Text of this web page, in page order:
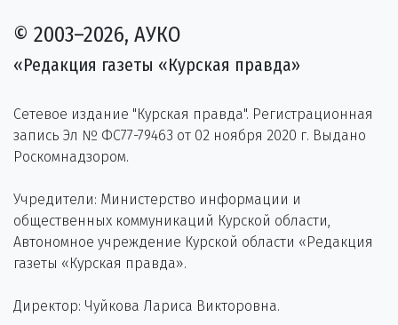
© 2003–2026, АУКО
«Редакция газеты «Курская правда»
Сетевое издание "Курская правда". Регистрационная
запись Эл № ФС77-79463 от 02 ноября 2020 г. Выдано
Роскомнадзором.
Учредители: Министерство информации и
общественных коммуникаций Курской области,
Автономное учреждение Курской области «Редакция
газеты «Курская правда».
Директор: Чуйкова Лариса Викторовна.